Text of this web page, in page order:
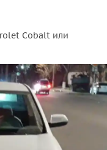
Cobalt или